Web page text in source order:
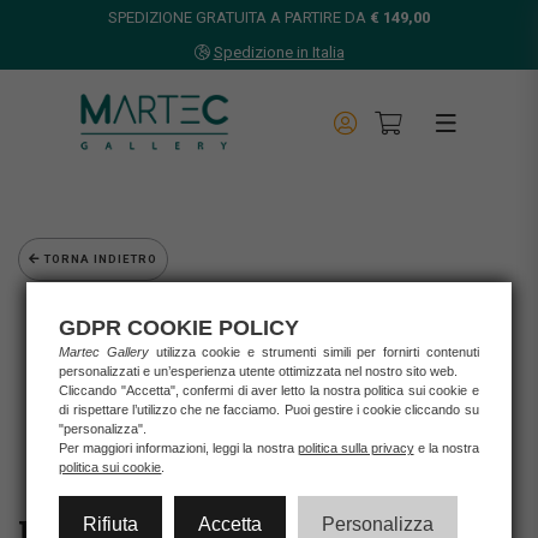
SPEDIZIONE GRATUITA A PARTIRE DA € 149,00
Spedizione in Italia
TORNA INDIETRO
Opere d'arte
Grafica d'autore
La Tipografa Toscana - Stampa Numerata "PANE, AMORE &
SALSICCIA"
GDPR COOKIE POLICY
Martec Gallery utilizza cookie e strumenti simili per fornirti contenuti
personalizzati e un’esperienza utente ottimizzata nel nostro sito web.
Cliccando "Accetta", confermi di aver letto la nostra politica sui cookie e
di rispettare l’utilizzo che ne facciamo. Puoi gestire i cookie cliccando su
"personalizza".
Per maggiori informazioni, leggi la nostra politica sulla privacye la nostra
politica sui cookie
Rifiuta Accetta Personalizza